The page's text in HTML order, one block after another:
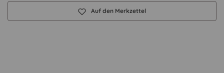
Auf den Merkzettel